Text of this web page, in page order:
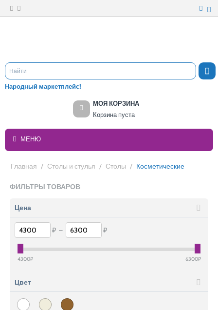
Народный маркетплейс!
МОЯ КОРЗИНА
Корзина пуста
МЕНЮ
Главная / Столы и стулья / Столы / Косметические
ФИЛЬТРЫ ТОВАРОВ
Цена
₽ – ₽
4300₽ 6300₽
Цвет